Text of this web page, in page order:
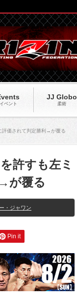
イベント
JJ Globo
柔術
評価されて判定勝利→が覆る
許すも左ミ
が覆る
・ジャワン
Pin it